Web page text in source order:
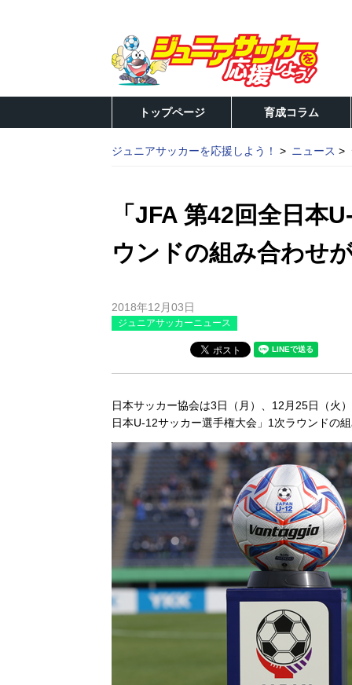
トップページ 育成コラム
ジュニアサッカーを応援しよう！ ニュース
「JFA 第42回全日本
ウンドの組み合わせ
2018年12月03日
ジュニアサッカーニュース
日本サッカー協会は3日（月）、12月25日（火
日本U-12サッカー選手権大会」1次ラウンドの